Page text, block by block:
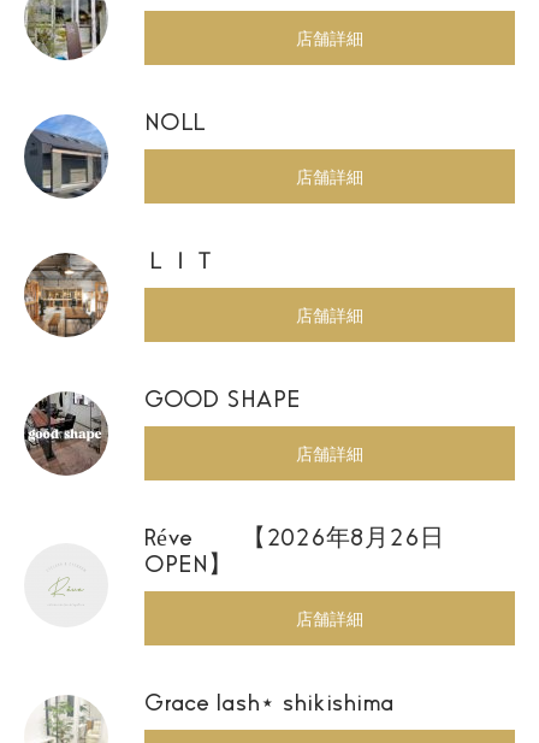
店舗詳細
NOLL
店舗詳細
ＬＩＴ
店舗詳細
GOOD SHAPE
店舗詳細
Réve 【2026年8月26日
OPEN】
店舗詳細
Grace lash⋆ shikishima